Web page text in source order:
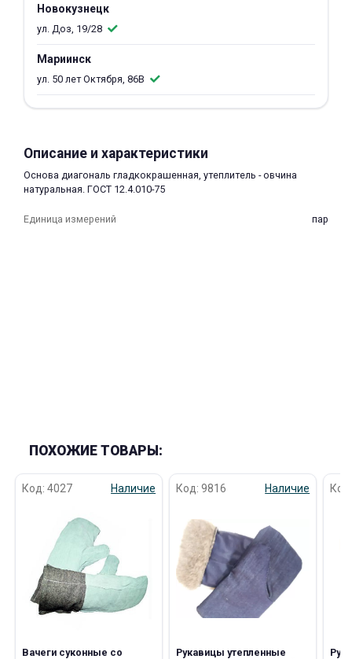
Новокузнецк
ул. Доз, 19/28
Мариинск
ул. 50 лет Октября, 86В
Описание и характеристики
Основа диагональ гладкокрашенная, утеплитель - овчина
натуральная. ГОСТ 12.4.010-75
Единица измерений пар
ПОХОЖИЕ ТОВАРЫ:
Код: 4027 Наличие
Вачеги суконные со
Код: 9816 Наличие
Рукавицы утепленные